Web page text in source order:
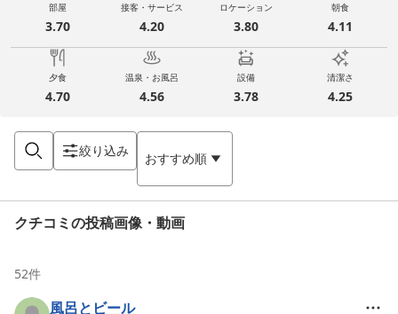
部屋
3.70
接客・サービス
4.20
ロケーション
3.80
朝食
4.11
夕食
4.70
温泉・お風呂
4.56
設備
3.78
清潔さ
4.25
絞り込み おすすめ順
クチコミの投稿画像・動画
52件
風呂とビール